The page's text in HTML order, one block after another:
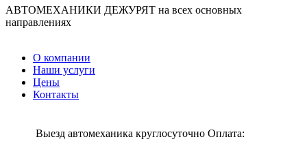
АВТОМЕХАНИКИ ДЕЖУРЯТ на всех основных
направлениях
О компании
Наши услуги
Цены
Контакты
Выезд автомеханика круглосуточно Оплата: